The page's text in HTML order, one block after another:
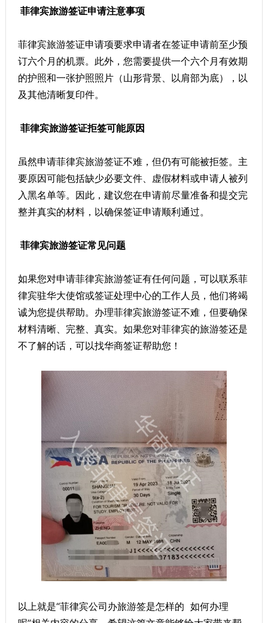
菲律宾旅游签证申请注意事项
菲律宾旅游签证申请项要求申请者在签证申请前至少预
订六个月的机票。此外，您需要提供一个六个月有效期
的护照和一张护照照片（山形背景、以肩部为底），以
及其他清晰复印件。
菲律宾旅游签证拒签可能原因
虽然申请菲律宾旅游签证不难，但仍有可能被拒签。主
要原因可能包括缺少必要文件、虚假材料或申请人被列
入黑名单等。因此，建议您在申请前尽量准备和提交完
整并真实的材料，以确保签证申请顺利通过。
菲律宾旅游签证常见问题
如果您对申请菲律宾旅游签证有任何问题，可以联系菲
律宾驻华大使馆或签证处理中心的工作人员，他们将竭
诚为您提供帮助。办理菲律宾旅游签证不难，但要确保
材料清晰、完整、真实。如果您对菲律宾的旅游签还是
不了解的话，可以找华商签证帮助您！
以上就是“菲律宾公司办旅游签是怎样的 如何办理